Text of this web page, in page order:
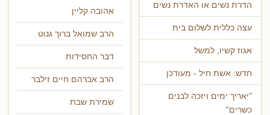
הדרת נשים או האדרת נשים
עצה כללית לשלום בית
אגוז קשיו, למשל
חדש: אשת חיל - מעודכן
"יאריך ימים ויזכה לבנים
כשרים"
אהובה קליין
הרב שמואל ברוך גנוט
דבר החסידות
הרב אברהם חיים זילבר
שמירת שבת